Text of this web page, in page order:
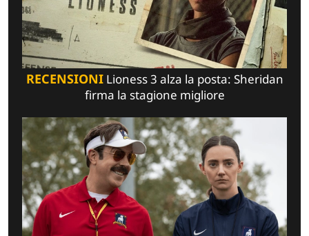
RECENSIONILioness 3 alza la posta: Sheridan
firma la stagione migliore